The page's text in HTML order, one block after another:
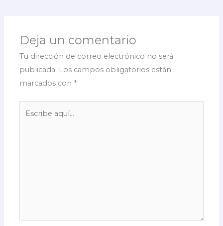
Deja un comentario
Tu dirección de correo electrónico no será
publicada. Los campos obligatorios están
marcados con *